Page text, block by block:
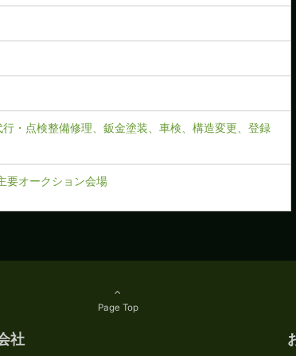
・点検整備修理、鈑金塗装、車検、構造変更、登録
要オークション会場
Page Top
社